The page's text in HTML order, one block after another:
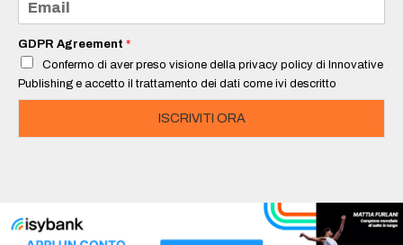
a
i
*
GDPR Agreement *
Confermo di aver preso visione della privacy policy di Innovative
Publishing e accetto il trattamento dei dati come ivi descritto
ISCRIVITI ORA